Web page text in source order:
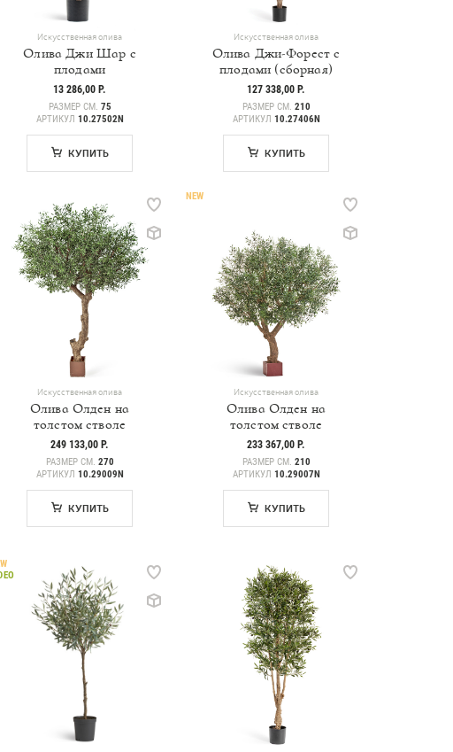
Искусственная олива
Олива Джи Шар с
плодами
13 286,00 Р.
РАЗМЕР СМ. 75
АРТИКУЛ 10.27502N
КУПИТЬ
Искусственная олива
Олива Джи-Форест с
плодами (сборная)
127 338,00 Р.
РАЗМЕР СМ. 210
АРТИКУЛ 10.27406N
КУПИТЬ
Искусственная олива
Олива Олден на
толстом стволе
249 133,00 Р.
РАЗМЕР СМ. 270
АРТИКУЛ 10.29009N
КУПИТЬ
NEW
Искусственная олива
Олива Олден на
толстом стволе
233 367,00 Р.
РАЗМЕР СМ. 210
АРТИКУЛ 10.29007N
КУПИТЬ